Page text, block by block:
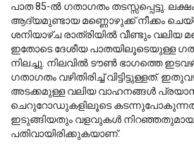
പാത 85-ൽ ഗതാഗതം തടസ്സപ്പെട്ടു.
ആദ്യമുണ്ടായ മണ്ണൊഴുക്ക് നീക്കം
ശനിയാഴ്ച രാത്രിയിൽ വീണ്ടും വലിയ
ഇതോടെ ദേശീയ പാതയിലൂടെയുള്ള
നിലച്ചു. നിലവിൽ ടൗൺ ഭാഗത്തെ
ഗതാഗതം വഴിതിരിച്ച് വിട്ടിട്ടുള്ളത്.
അടക്കമുള്ള വലിയ വാഹനങ്ങൾ
ചെറുറോഡുകളിലൂടെ
ഇടുങ്ങിയതും വളവുകൾ
പതിവായിരിക്കുകയാണ്.